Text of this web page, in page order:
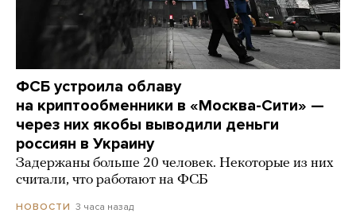
ФСБ устроила облаву
на криптообменники в «Москва-Сити» —
через них якобы выводили деньги
россиян в Украину
Задержаны больше 20 человек. Некоторые из них
считали, что работают на ФСБ
НОВОСТИ 3 часа назад